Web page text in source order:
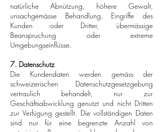
natürliche Abnützung, höhere Gewalt,
unsachgemässe Behandlung, Eingriffe des
Kunden oder Dritter, übermässige
Beanspruchung oder extreme
Umgebungseinflüsse.
7. Datenschutz
Die Kundendaten werden gemäss der
schweizerischen Datenschutzgesetzgebung
vertraulich behandelt, nur zur
Geschäftsabwicklung genutzt und nicht Dritten
zur Verfügung gestellt. Die vollständigen Daten
sind nur für eine begrenzte Anzahl von